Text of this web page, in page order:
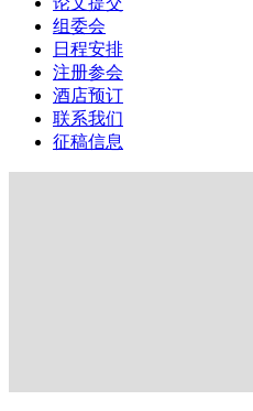
组委会
日程安排
注册参会
酒店预订
联系我们
征稿信息